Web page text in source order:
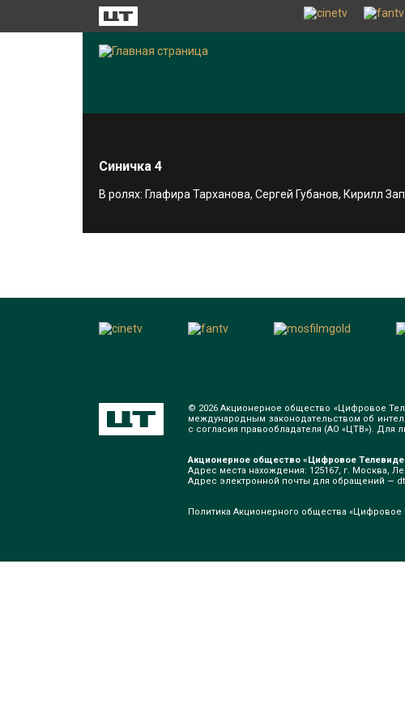
Синичка 4
В ролях: Глафира Тарханова, Сергей Губанов, Кирилл
© 2026 Акционерное общество «Цифровое
международным законодательством об
с согласия правообладателя (АО «ЦТВ»). Для
Акционерное общество «Цифровое
Адрес места нахождения: 125167, г. Москва,
Адрес электронной почты для обращений —
Политика Акционерного общества